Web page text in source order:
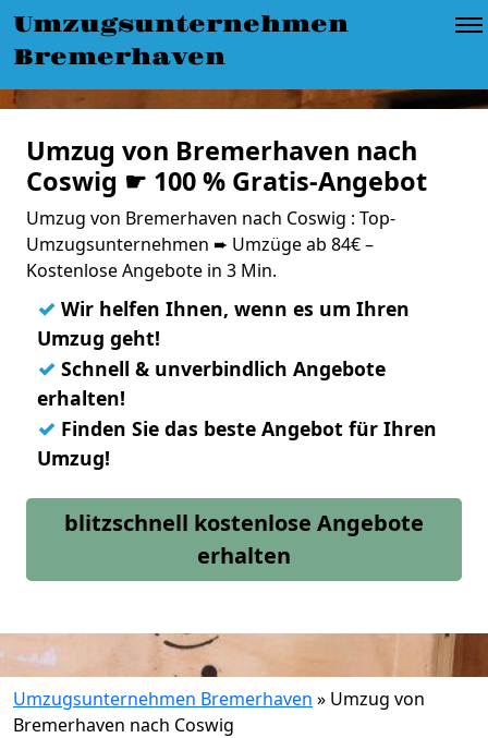
Umzugsunternehmen
Bremerhaven
Umzug von Bremerhaven nach
Coswig ☛ 100 % Gratis-Angebot
Umzug von Bremerhaven nach Coswig : Top-
Umzugsunternehmen ➨ Umzüge ab 84€ –
Kostenlose Angebote in 3 Min.
✓ Wir helfen Ihnen, wenn es um Ihren
Umzug geht!
✓ Schnell & unverbindlich Angebote
erhalten!
✓ Finden Sie das beste Angebot für Ihren
Umzug!
blitzschnell kostenlose Angebote
erhalten
Umzugsunternehmen Bremerhaven » Umzug von
Bremerhaven nach Coswig